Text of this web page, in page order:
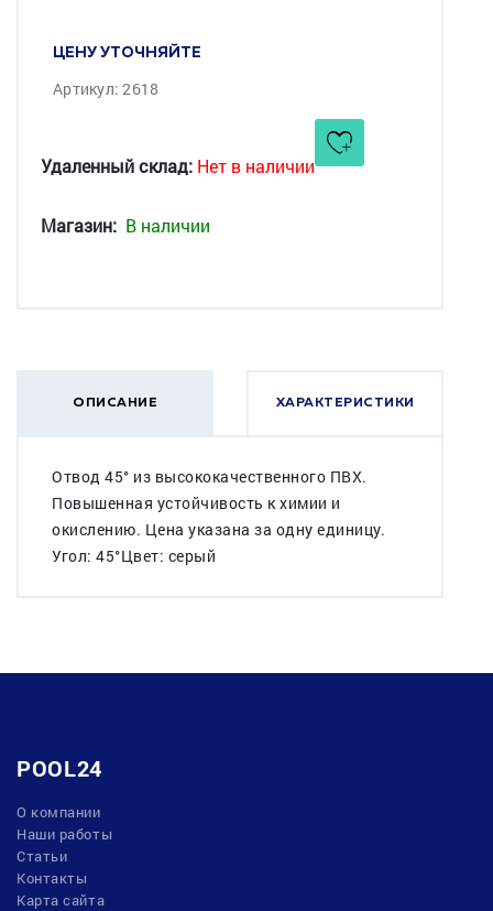
ЦЕНУ УТОЧНЯЙТЕ
Артикул: 2618
Удаленный склад: Нет в наличии
Магазин: В наличии
ОПИСАНИЕ ХАРАКТЕРИСТИКИ
Отвод 45° из высококачественного ПВХ.
Повышенная устойчивость к химии и
окислению. Цена указана за одну единицу.
Угол: 45°Цвет: серый
POOL24
О компании
Наши работы
Статьи
Контакты
Карта сайта